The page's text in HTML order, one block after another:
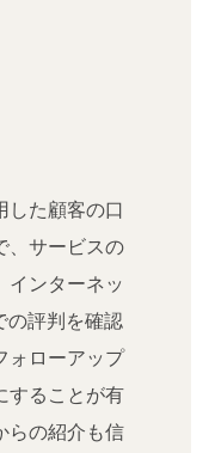
した顧客の口
、サービスの
インターネッ
の評判を確認
ォローアップ
することが有
らの紹介も信